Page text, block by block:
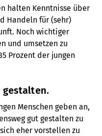
halten Kenntnisse über
Handeln für (sehr)
Noch wichtiger
und umsetzen zu
Prozent der jungen
gestalten.
Menschen geben an,
gut gestalten zu
eher vorstellen zu